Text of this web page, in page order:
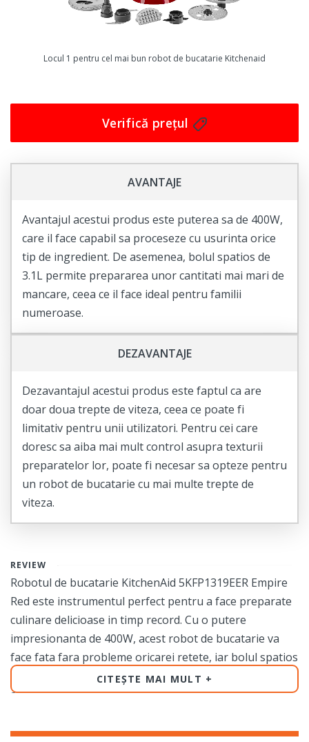
Locul 1 pentru cel mai bun robot de bucatarie Kitchenaid
Verifică prețul
AVANTAJE
Avantajul acestui produs este puterea sa de 400W,
care il face capabil sa proceseze cu usurinta orice
tip de ingredient. De asemenea, bolul spatios de
3.1L permite prepararea unor cantitati mai mari de
mancare, ceea ce il face ideal pentru familii
numeroase.
DEZAVANTAJE
Dezavantajul acestui produs este faptul ca are
doar doua trepte de viteza, ceea ce poate fi
limitativ pentru unii utilizatori. Pentru cei care
doresc sa aiba mai mult control asupra texturii
preparatelor lor, poate fi necesar sa opteze pentru
un robot de bucatarie cu mai multe trepte de
viteza.
REVIEW
Robotul de bucatarie KitchenAid 5KFP1319EER Empire
Red este instrumentul perfect pentru a face preparate
culinare delicioase in timp record. Cu o putere
impresionanta de 400W, acest robot de bucatarie va
face fata fara probleme oricarei retete, iar bolul spatios
de 3.1L va permite sa gatiti pentru intreaga familie fara
a fi nevoie sa umpleti bolul de mai multe ori.
trepte de viteza, puteti toca, framanta, felia sau
CITEȘTE MAI MULT